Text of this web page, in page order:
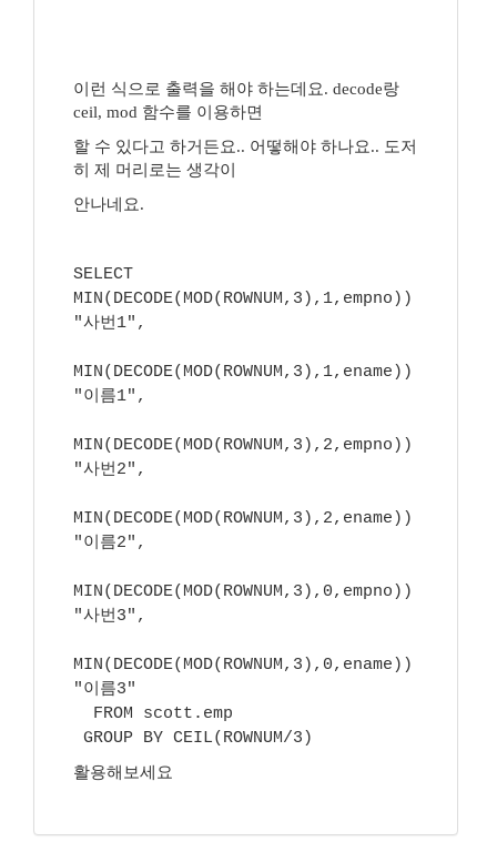
이런 식으로 출력을 해야 하는데요. decode랑
ceil, mod 함수를 이용하면
할 수 있다고 하거든요.. 어떻해야 하나요.. 도저
히 제 머리로는 생각이
안나네요.
SELECT
MIN(DECODE(MOD(ROWNUM,3),1,empno))
"사번1",
MIN(DECODE(MOD(ROWNUM,3),1,ename))
"이름1",
MIN(DECODE(MOD(ROWNUM,3),2,empno))
"사번2",
MIN(DECODE(MOD(ROWNUM,3),2,ename))
"이름2",
MIN(DECODE(MOD(ROWNUM,3),0,empno))
"사번3",
MIN(DECODE(MOD(ROWNUM,3),0,ename))
"이름3"
FROM scott.emp
GROUP BY CEIL(ROWNUM/3)
활용해보세요